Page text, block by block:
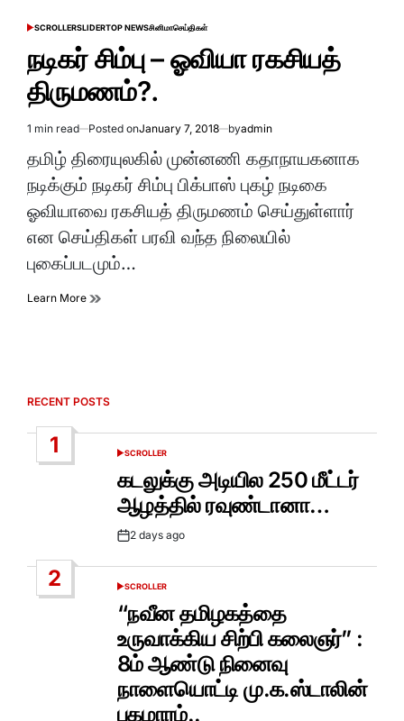
POSTED
SCROLLERSLIDERTOP NEWSசினிமாசெய்திகள்
நடிகர் சிம்பு – ஓவியா ரகசியத்
திருமணம்?.
Estimated
read
time
1 min read Posted onJanuary 7, 2018 byadmin
தமிழ் திரையுலகில் முன்னணி கதாநாயகனாக
நடிக்கும் நடிகர் சிம்பு பிக்பாஸ் புகழ் நடிகை
ஓவியாவை ரகசியத் திருமணம் செய்துள்ளார்
என செய்திகள் பரவி வந்த நிலையில்
புகைப்படமும்…
Learn More
RECENT POSTS
1
POSTED
SCROLLER
கடலுக்கு அடியில 250 மீட்டர்
ஆழத்தில் ரவுண்டானா…
Post2 days ago
2
POSTED
IN
SCROLLER
“நவீன தமிழகத்தை
உருவாக்கிய சிற்பி கலைஞர்” :
8ம் ஆண்டு நினைவு
நாளையொட்டி மு.க.ஸ்டாலின்
புகழாரம்..